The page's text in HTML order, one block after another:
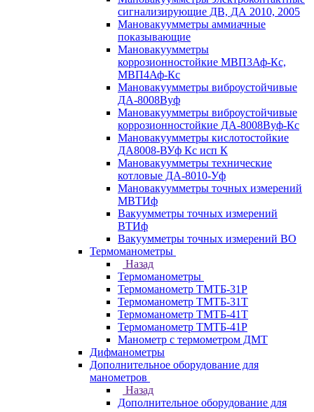
сигнализирующие ДВ, ДА 2010, 2005
Мановакуумметры аммиачные
показывающие
Мановакуумметры
коррозионностойкие МВП3Аф-Кс,
МВП4Аф-Кс
Мановакуумметры виброустойчивые
ДА-8008Вуф
Мановакуумметры виброустойчивые
коррозионностойкие ДА-8008Вуф-Кс
Мановакуумметры кислотостойкие
ДА8008-ВУф Кс исп К
Мановакуумметры технические
котловые ДА-8010-Уф
Мановакуумметры точных измерений
МВТИф
Вакуумметры точных измерений
ВТИф
Вакуумметры точных измерений ВО
Термоманометры
Назад
Термоманометры
Термоманометр ТМТБ-31Р
Термоманометр ТМТБ-31Т
Термоманометр ТМТБ-41Т
Термоманометр ТМТБ-41Р
Манометр с термометром ДМТ
Дифманометры
Дополнительное оборудование для
манометров
Назад
Дополнительное оборудование для